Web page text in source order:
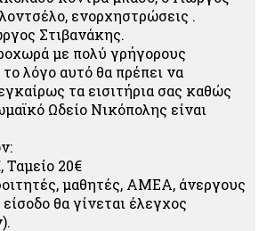
ενορχηστρώσεις .
Στιβανάκης.
με πολύ γρήγορους
λόγο αυτό θα πρέπει να
τα εισιτήρια σας καθώς
Ωδείο Νικόπολης είναι
20€
μαθητές, ΑΜΕΑ, άνεργους
θα γίνεται έλεγχος